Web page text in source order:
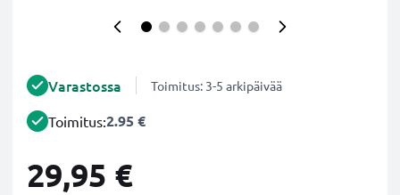
Varastossa Toimitus: 3-5 arkipäivää
Toimitus:2.95 €
29,95 €